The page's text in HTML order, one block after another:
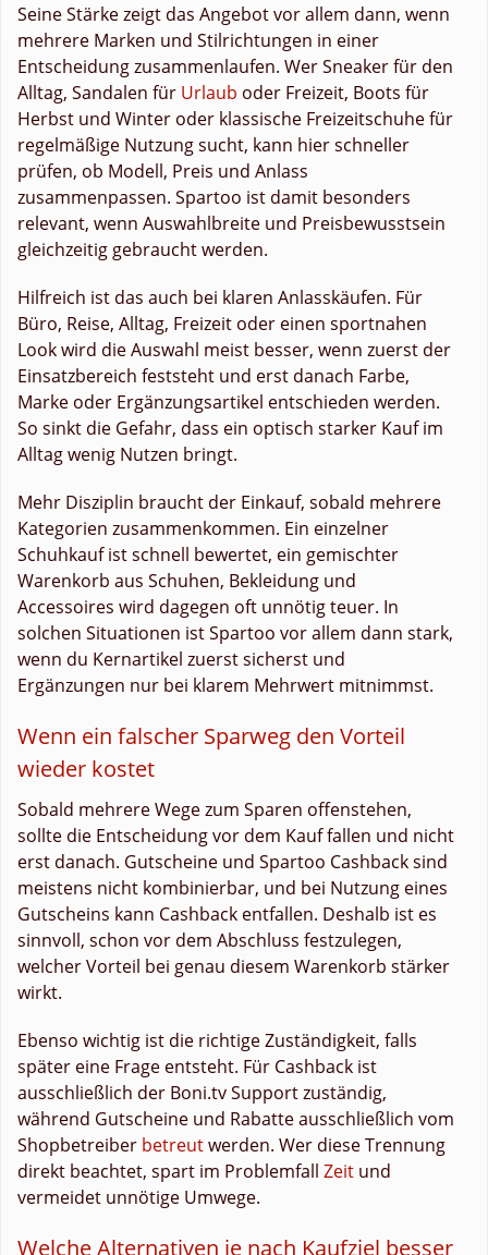
Seine Stärke zeigt das Angebot vor allem dann, wenn
mehrere Marken und Stilrichtungen in einer
Entscheidung zusammenlaufen. Wer Sneaker für den
Alltag, Sandalen für Urlaub oder Freizeit, Boots für
Herbst und Winter oder klassische Freizeitschuhe für
regelmäßige Nutzung sucht, kann hier schneller
prüfen, ob Modell, Preis und Anlass
zusammenpassen. Spartoo ist damit besonders
relevant, wenn Auswahlbreite und Preisbewusstsein
gleichzeitig gebraucht werden.
Hilfreich ist das auch bei klaren Anlasskäufen. Für
Büro, Reise, Alltag, Freizeit oder einen sportnahen
Look wird die Auswahl meist besser, wenn zuerst der
Einsatzbereich feststeht und erst danach Farbe,
Marke oder Ergänzungsartikel entschieden werden.
So sinkt die Gefahr, dass ein optisch starker Kauf im
Alltag wenig Nutzen bringt.
Mehr Disziplin braucht der Einkauf, sobald mehrere
Kategorien zusammenkommen. Ein einzelner
Schuhkauf ist schnell bewertet, ein gemischter
Warenkorb aus Schuhen, Bekleidung und
Accessoires wird dagegen oft unnötig teuer. In
solchen Situationen ist Spartoo vor allem dann stark,
wenn du Kernartikel zuerst sicherst und
Ergänzungen nur bei klarem Mehrwert mitnimmst.
Wenn ein falscher Sparweg den Vorteil
wieder kostet
Sobald mehrere Wege zum Sparen offenstehen,
sollte die Entscheidung vor dem Kauf fallen und nicht
erst danach. Gutscheine und Spartoo Cashback sind
meistens nicht kombinierbar, und bei Nutzung eines
Gutscheins kann Cashback entfallen. Deshalb ist es
sinnvoll, schon vor dem Abschluss festzulegen,
welcher Vorteil bei genau diesem Warenkorb stärker
wirkt.
Ebenso wichtig ist die richtige Zuständigkeit, falls
später eine Frage entsteht. Für Cashback ist
ausschließlich der Boni.tv Support zuständig,
während Gutscheine und Rabatte ausschließlich vom
Shopbetreiber betreutwerden. Wer diese Trennung
direkt beachtet, spart im Problemfall Zeit und
vermeidet unnötige Umwege.
Welche Alternativen je nach Kaufziel besser